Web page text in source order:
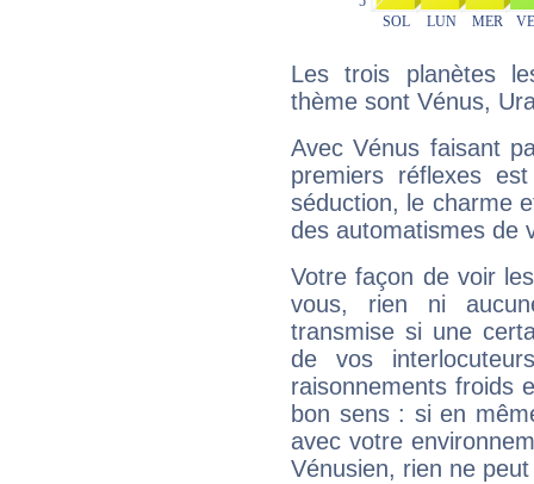
Les trois planètes
thème sont Vénus,
Avec Vénus faisant
premiers réflexes
séduction, le charme
des automatismes de
Votre façon de voir
vous, rien ni
transmise si une
de vos
raisonnements froids
bon sens : si en
avec votre
Vénusien, rien ne